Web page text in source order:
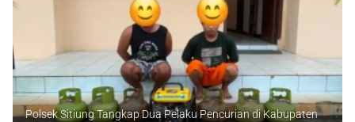
Polsek Sitiung Tangkap Dua Pelaku Pencurian di Kabupaten